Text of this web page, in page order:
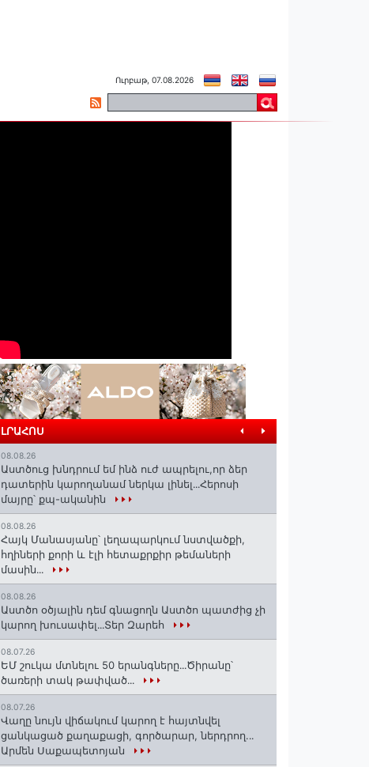
Ուրբաթ, 07.08.2026
ԼՐԱՀՈՍ
08.08.26
Աստծուց խնդրում եմ ինձ ուժ ապրելու,որ ձեր
դատերին կարողանամ ներկա լինել․․․Հերոսի
մայրը՝ քպ-ականին
08.08.26
Հայկ Մանասյանը՝ լեղապարկում նստվածքի,
հղիների քորի և էլի հետաքրքիր թեմաների
մասին․․․
08.08.26
Աստծո օծյալին դեմ գնացողն Աստծո պատժից չի
կարող խուսափել․․․Տեր Զարեհ
08.07.26
ԵՄ շուկա մտնելու 50 երանգները․․․Ծիրանը՝
ծառերի տակ թափված․․․
08.07.26
Վաղը նույն վիճակում կարող է հայտնվել
ցանկացած քաղաքացի, գործարար, ներդրող.․․
Արմեն Սաքապետոյան